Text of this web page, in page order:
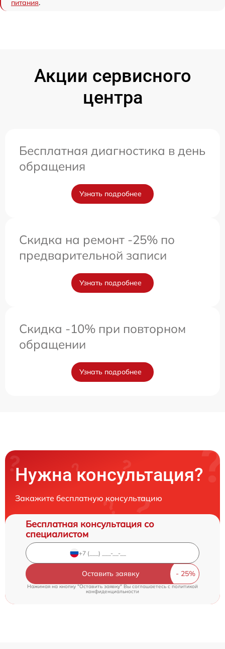
питания.
Акции сервисного
центра
Бесплатная диагностика в день
обращения
Узнать подробнее
Скидка на ремонт -25% по
предварительной записи
Узнать подробнее
Скидка -10% при повторном
обращении
Узнать подробнее
Нужна консультация?
Закажите бесплатную консультацию
Бесплатная консультация со
специалистом
Оставить заявку
Нажимая на кнопку "Оставить заявку" Вы соглашаетесь cполитикой
конфиденциальности